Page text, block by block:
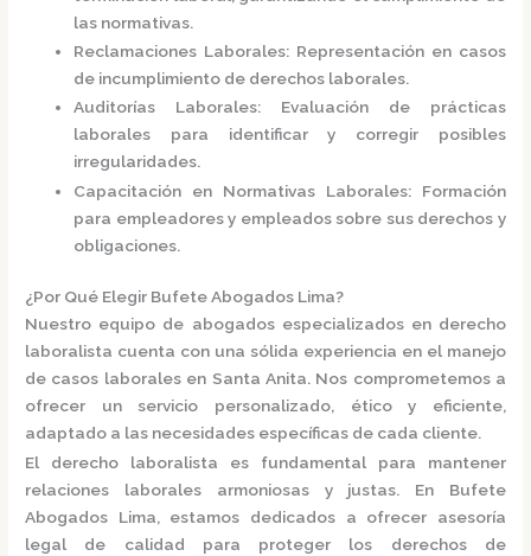
las normativas.
Reclamaciones Laborales: Representación en casos
de incumplimiento de derechos laborales.
Auditorías Laborales: Evaluación de prácticas
laborales para identificar y corregir posibles
irregularidades.
Capacitación en Normativas Laborales: Formación
para empleadores y empleados sobre sus derechos y
obligaciones.
¿Por Qué Elegir Bufete Abogados Lima?
Nuestro equipo de abogados especializados en derecho
laboralista cuenta con una sólida experiencia en el manejo
de casos laborales en Santa Anita. Nos comprometemos a
ofrecer un servicio personalizado, ético y eficiente,
adaptado a las necesidades específicas de cada cliente.
El derecho laboralista es fundamental para mantener
relaciones laborales armoniosas y justas.
En Bufete
Abogados Lima, estamos dedicados a ofrecer asesoría
legal de calidad para proteger los derechos de